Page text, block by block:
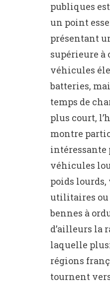
publiques
un point
présentant
supérieure à
véhicules
batteries,
temps de
plus court,
montre
intéressante
véhicules
poids
utilitaires ou
bennes à
d’ailleurs la
laquelle
régions
tournent